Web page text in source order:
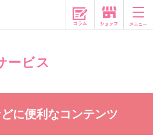
コラム
ービス
に便利なコンテンツ